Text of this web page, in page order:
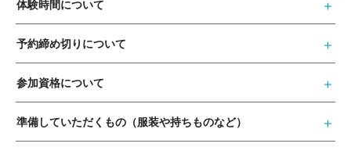
体験時間について
予約締め切りについて
参加資格について
準備していただくもの（服装や持ちものなど）